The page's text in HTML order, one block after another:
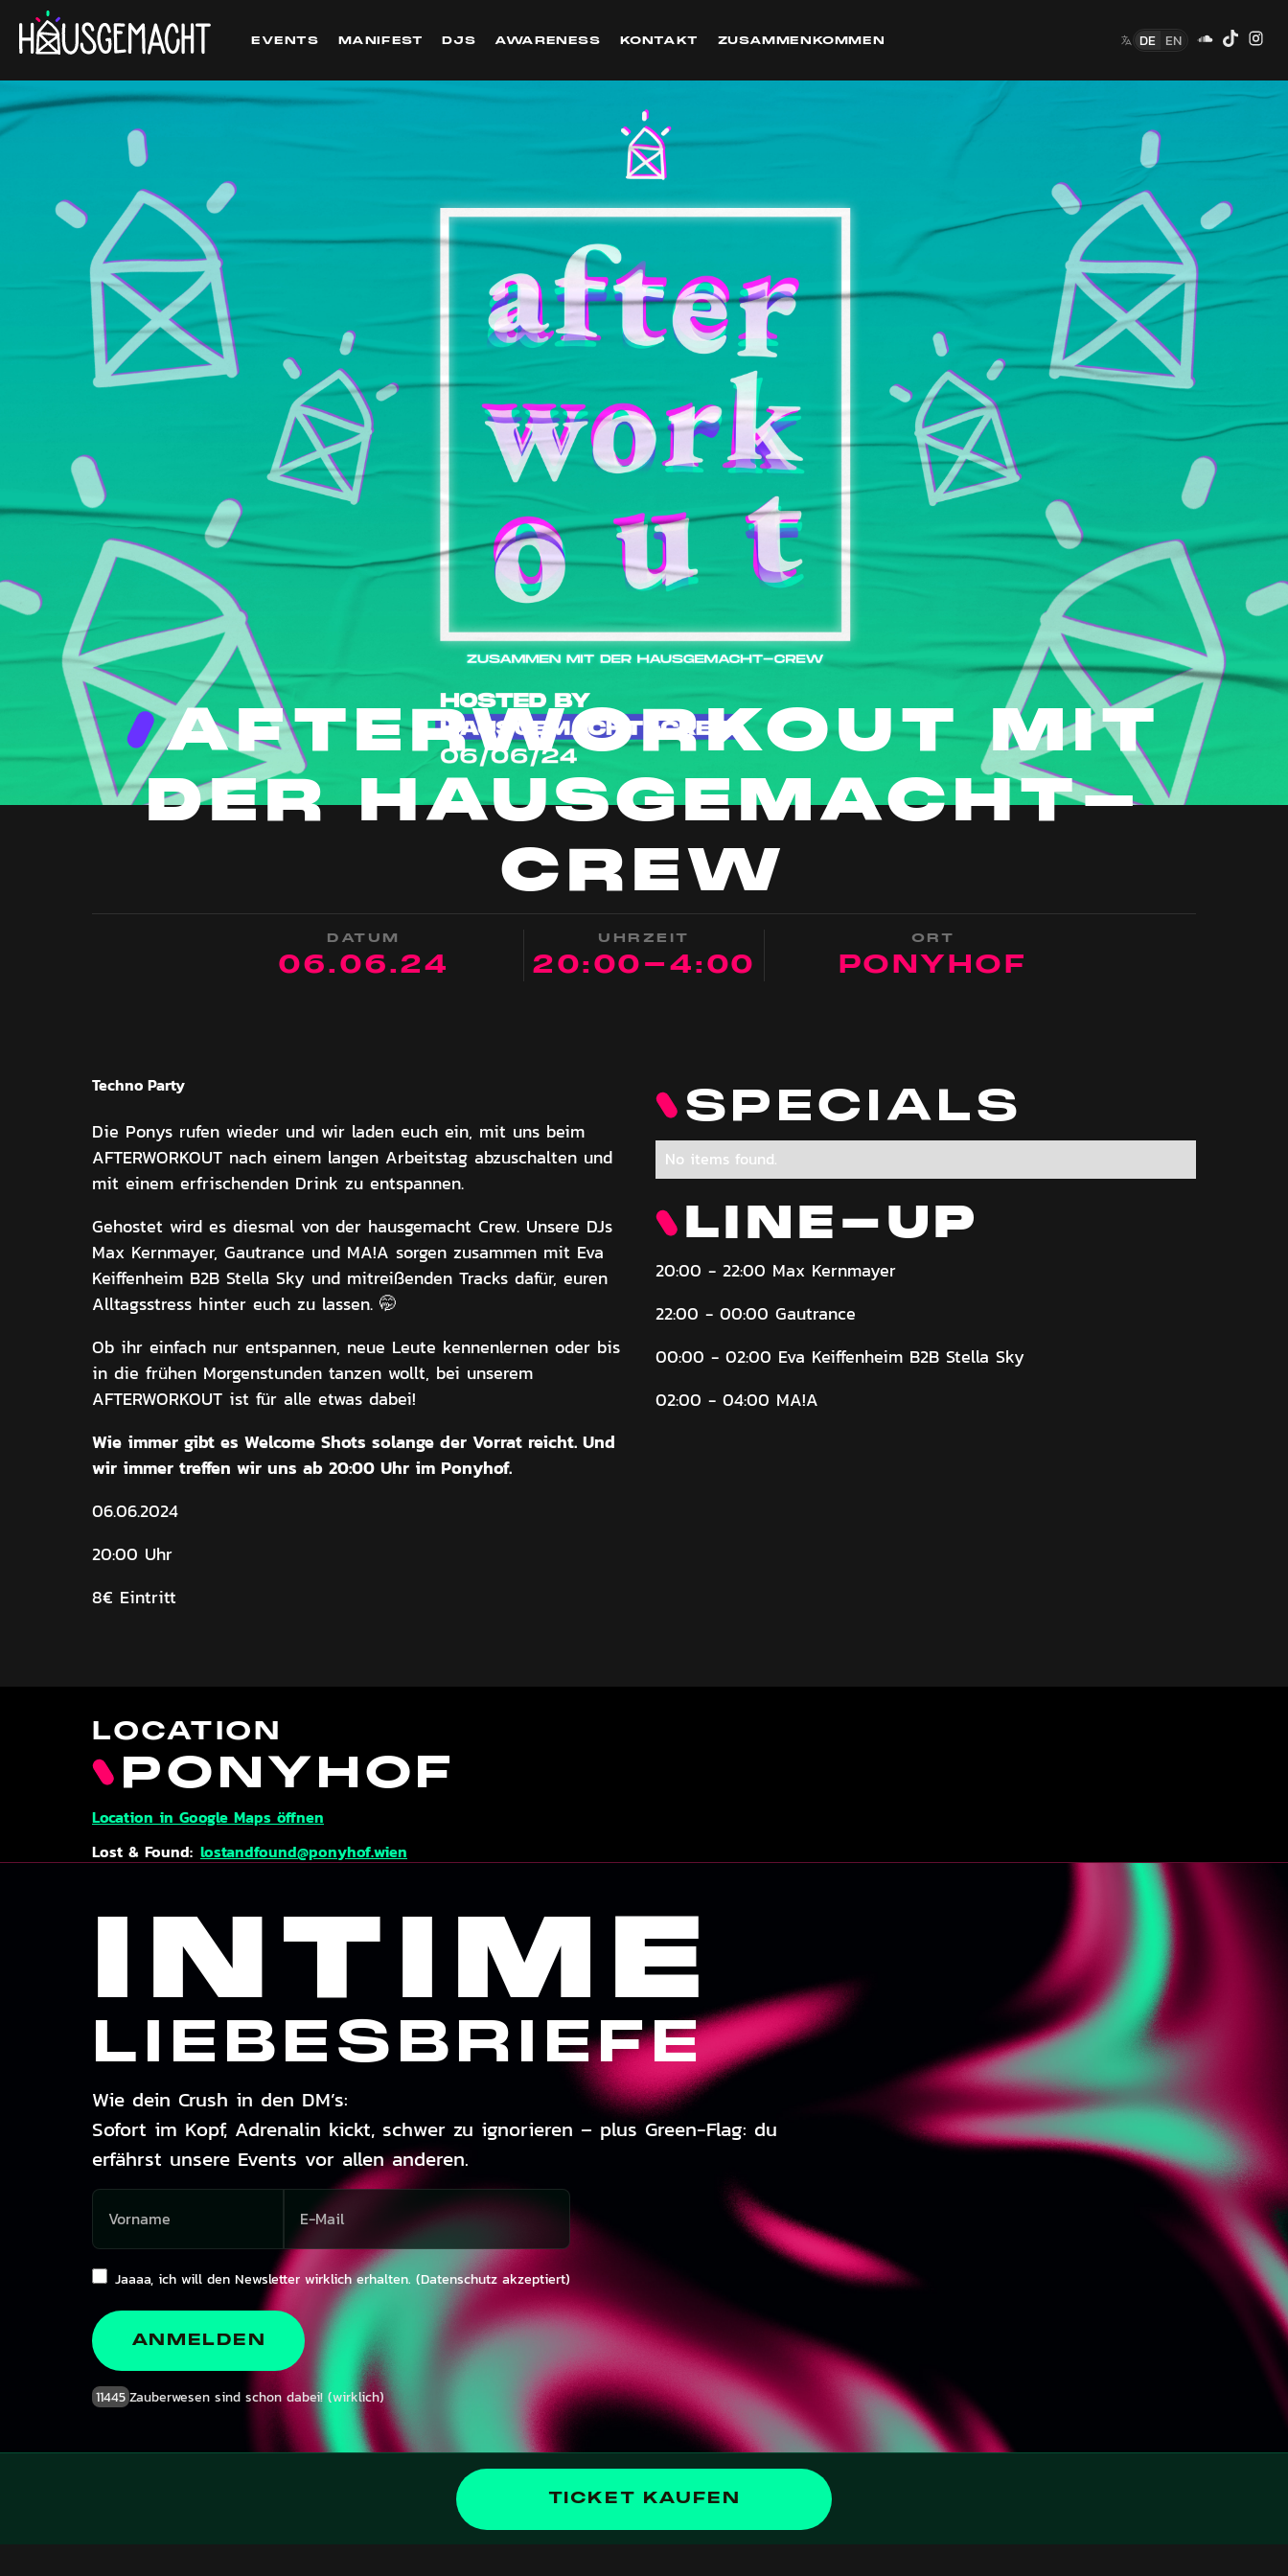
EVENTS MANIFEST DJS AWARENESS KONTAKT ZUSAMMENKOMMEN DE EN
AFTERWORKOUT MIT
DER HAUSGEMACHT-
CREW
DATUM
06.06.24
UHRZEIT
20:00-4:00
ORT
PONYHOF
Techno Party
Die Ponys rufen wieder und wir laden euch ein, mit uns beim
AFTERWORKOUT nach einem langen Arbeitstag abzuschalten und
mit einem erfrischenden Drink zu entspannen.
Gehostet wird es diesmal von der hausgemacht Crew. Unsere DJs
Max Kernmayer, Gautrance und MA!A sorgen zusammen mit Eva
Keiffenheim B2B Stella Sky und mitreißenden Tracks dafür, euren
Alltagsstress hinter euch zu lassen. 🤭
Ob ihr einfach nur entspannen, neue Leute kennenlernen oder bis
in die frühen Morgenstunden tanzen wollt, bei unserem
AFTERWORKOUT ist für alle etwas dabei!
Wie immer gibt es Welcome Shots solange der Vorrat reicht. Und
wir immer treffen wir uns ab 20:00 Uhr im Ponyhof.
06.06.2024
20:00 Uhr
8€ Eintritt
SPECIALS
No items found.
LINE-UP
20:00 - 22:00 Max Kernmayer
22:00 - 00:00 Gautrance
00:00 - 02:00 Eva Keiffenheim B2B Stella Sky
02:00 - 04:00 MA!A
LOCATION
PONYHOF
Location in Google Maps öffnen
Lost & Found: lostandfound@ponyhof.wien
INTIME
LIEBESBRIEFE
Wie dein Crush in den DM’s:
Sofort im Kopf, Adrenalin kickt, schwer zu ignorieren – plus Green-Flag: du
erfährst unsere Events vor allen anderen.
Jaaaa, ich will den Newsletter wirklich erhalten. (Datenschutz akzeptiert)
ANMELDEN
11445 Zauberwesen sind schon dabei! (wirklich)
Spenden
(IL)LEGAL
TICKET KAUFEN